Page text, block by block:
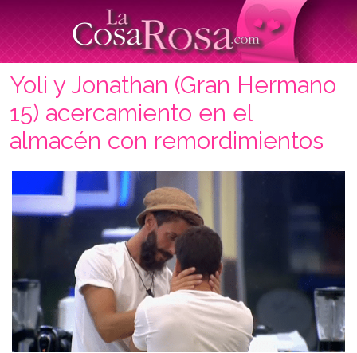
Yoli y Jonathan (Gran Hermano
15) acercamiento en el
almacén con remordimientos